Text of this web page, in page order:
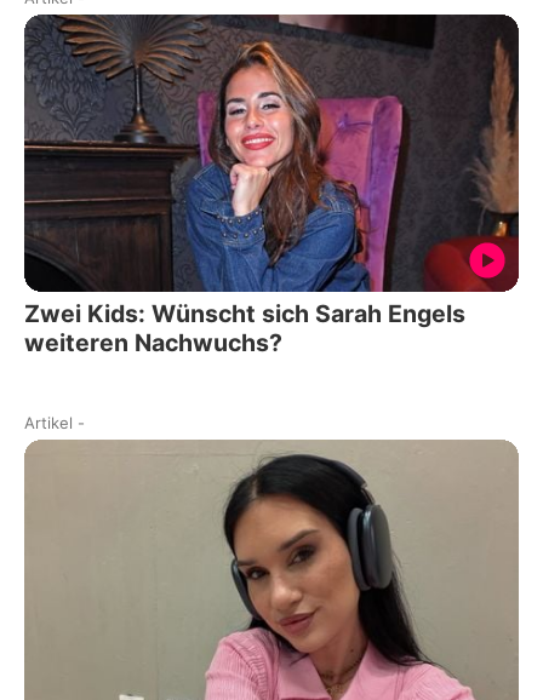
Zwei Kids: Wünscht sich Sarah Engels
weiteren Nachwuchs?
Artikel -